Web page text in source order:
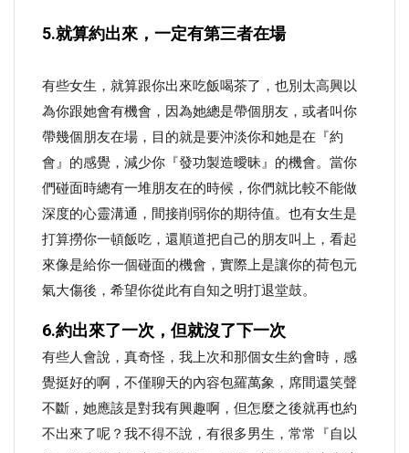
5.就算約出來，一定有第三者在場
有些女生，就算跟你出來吃飯喝茶了，也別太高興以
為你跟她會有機會，因為她總是帶個朋友，或者叫你
帶幾個朋友在場，目的就是要沖淡你和她是在『約
會』的感覺，減少你『發功製造曖昧』的機會。當你
們碰面時總有一堆朋友在的時候，你們就比較不能做
深度的心靈溝通，間接削弱你的期待值。也有女生是
打算撈你一頓飯吃，還順道把自己的朋友叫上，看起
來像是給你一個碰面的機會，實際上是讓你的荷包元
氣大傷後，希望你從此有自知之明打退堂鼓。
6.約出來了一次，但就沒了下一次
有些人會說，真奇怪，我上次和那個女生約會時，感
覺挺好的啊，不僅聊天的內容包羅萬象，席間還笑聲
不斷，她應該是對我有興趣啊，但怎麼之後就再也約
不出來了呢？我不得不說，有很多男生，常常『自以